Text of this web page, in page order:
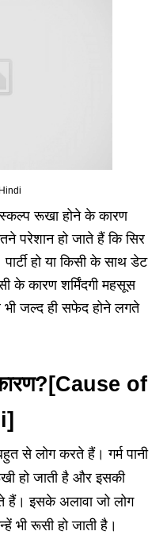
स्कल्प रूखा होने के कारण
परेशान हो जाते हैं कि सिर
हो या किसी के साथ डेट
के कारण शर्मिंदगी महसूस
जल्द ही सफेद होने लगते
of
से लोग करते हैं। गर्म पानी
हो जाती है और इसकी
हैं। इसके अलावा जो लोग
भी रूसी हो जाती है।